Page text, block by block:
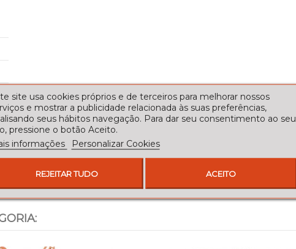
site usa cookies próprios e de terceiros para melhorar nossos
e mostrar a publicidade relacionada às suas preferências,
seus hábitos navegação. Para dar seu consentimento ao seu
pressione o botão Aceito.
informações
Personalizar Cookies
REJEITAR TUDO ACEITO